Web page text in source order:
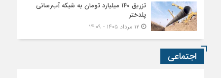
تزریق ۱۴۰ میلیارد تومان به شبکه آب‌رسانی
پلدختر
۱۲ مرداد ۱۴۰۵ - ۱۴:۰۹
اجتماعی